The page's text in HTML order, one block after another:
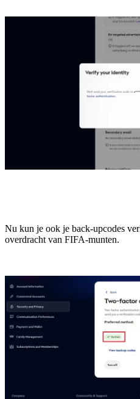
Nu kun je ook je back-upcodes
overdracht van FIFA-munten.